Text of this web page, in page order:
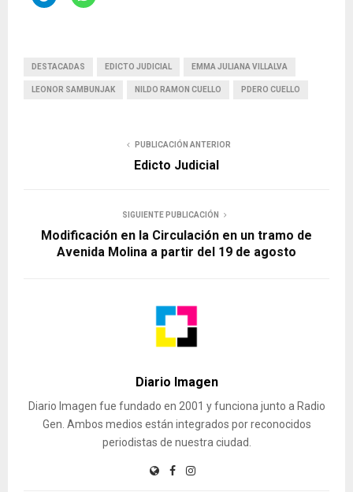
DESTACADAS EDICTO JUDICIAL EMMA JULIANA VILLALVA
LEONOR SAMBUNJAK NILDO RAMON CUELLO PDERO CUELLO
PUBLICACIÓN ANTERIOR
Edicto Judicial
SIGUIENTE PUBLICACIÓN
Modificación en la Circulación en un tramo de
Avenida Molina a partir del 19 de agosto
Diario Imagen
Diario Imagen fue fundado en 2001 y funciona junto a Radio
Gen. Ambos medios están integrados por reconocidos
periodistas de nuestra ciudad.